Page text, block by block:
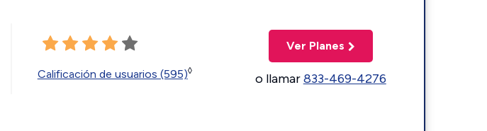
Calificación de usuarios (595)◊
Ver Planes
o llamar833-469-4276